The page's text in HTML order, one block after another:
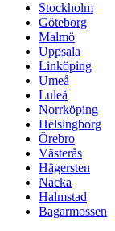
Stockholm
Göteborg
Malmö
Uppsala
Linköping
Umeå
Luleå
Norrköping
Helsingborg
Örebro
Västerås
Hägersten
Nacka
Halmstad
Bagarmossen